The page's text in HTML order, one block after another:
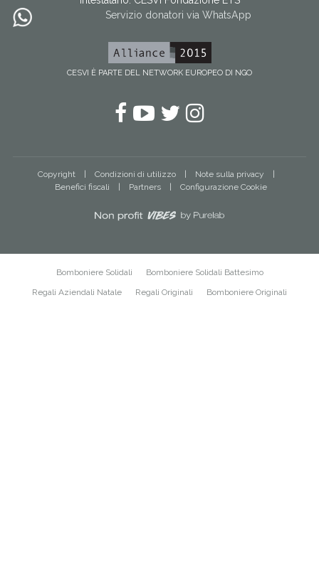
Servizio donatori via WhatsApp
CESVI È PARTE DEL NETWORK EUROPEO DI NGO
Facebook
YouTube
Twitter
Instagram
Copyright Condizioni di utilizzo
Note sulla privacy
Benefici fiscali
Partners Configurazione Cookie
Bomboniere Solidali
Bomboniere Solidali Battesimo
Regali Aziendali Natale
Regali Originali Bomboniere Originali